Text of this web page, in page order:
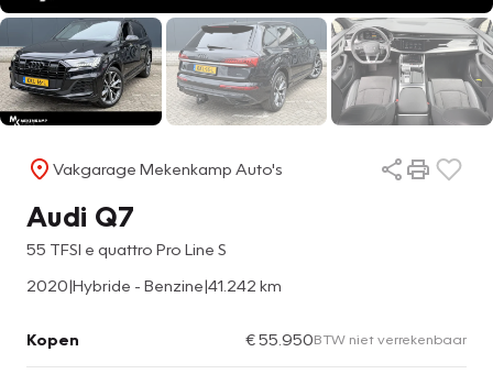
Vakgarage Mekenkamp Auto's
Audi Q7
55 TFSI e quattro Pro Line S
2020|Hybride - Benzine|41.242 km
Kopen € 55.950BTW niet verrekenbaar